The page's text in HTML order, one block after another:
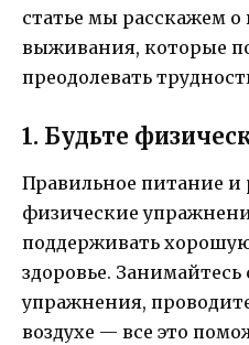
статье мы расскажем
выживания, которые
преодолевать
1. Будьте
Правильное питание и
физические
поддерживать
здоровье. Занимайтесь
упражнения,
воздухе — все это